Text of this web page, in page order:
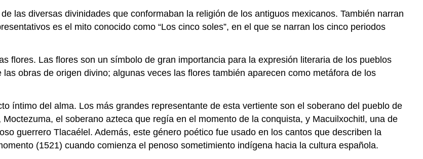
las diversas divinidades que conformaban la religión de los antiguos mexicanos. También narran
es el mito conocido como “Los cinco soles”, en el que se narran los cinco periodos
flores. Las flores son un símbolo de gran importancia para la expresión literaria de los pueblos
obras de origen divino; algunas veces las flores también aparecen como metáfora de los
íntimo del alma. Los más grandes representante de esta vertiente son el soberano del pueblo de
el soberano azteca que regía en el momento de la conquista, y Macuilxochitl, una de
guerrero Tlacaélel. Además, este género poético fue usado en los cantos que describen la
(1521) cuando comienza el penoso sometimiento indígena hacia la cultura española.